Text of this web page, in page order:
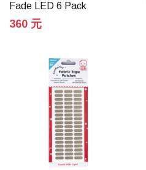
Fade LED 6 Pack
360 元